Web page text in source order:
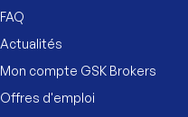
FAQ
Actualités
Mon compte GSK Brokers
Offres d'emploi